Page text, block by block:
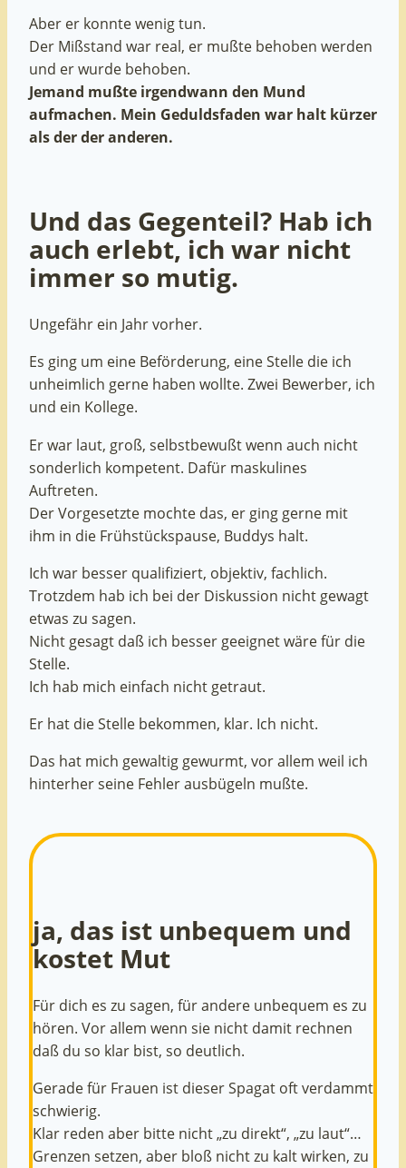
Aber er konnte wenig tun.
Der Mißstand war real, er mußte behoben werden
und er wurde behoben.
Jemand mußte irgendwann den Mund
aufmachen. Mein Geduldsfaden war halt kürzer
als der der anderen.
Und das Gegenteil? Hab ich
auch erlebt, ich war nicht
immer so mutig.
Ungefähr ein Jahr vorher.
Es ging um eine Beförderung, eine Stelle die ich
unheimlich gerne haben wollte. Zwei Bewerber, ich
und ein Kollege.
Er war laut, groß, selbstbewußt wenn auch nicht
sonderlich kompetent. Dafür maskulines
Auftreten.
Der Vorgesetzte mochte das, er ging gerne mit
ihm in die Frühstückspause, Buddys halt.
Ich war besser qualifiziert, objektiv, fachlich.
Trotzdem hab ich bei der Diskussion nicht gewagt
etwas zu sagen.
Nicht gesagt daß ich besser geeignet wäre für die
Stelle.
Ich hab mich einfach nicht getraut.
Er hat die Stelle bekommen, klar. Ich nicht.
Das hat mich gewaltig gewurmt, vor allem weil ich
hinterher seine Fehler ausbügeln mußte.
ja, das ist unbequem und
kostet Mut
Für dich es zu sagen, für andere unbequem es zu
hören. Vor allem wenn sie nicht damit rechnen
daß du so klar bist, so deutlich.
Gerade für Frauen ist dieser Spagat oft verdammt
schwierig.
Klar reden aber bitte nicht „zu direkt“, „zu laut“…
Grenzen setzen, aber bloß nicht zu kalt wirken, zu